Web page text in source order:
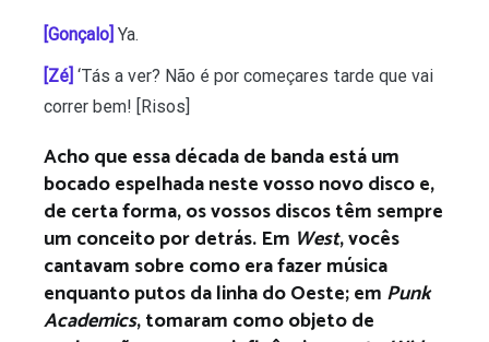
[Gonçalo] Ya.
[Zé] ‘Tás a ver? Não é por começares tarde que vai
correr bem! [Risos]
Acho que essa década de banda está um
bocado espelhada neste vosso novo disco e,
de certa forma, os vossos discos têm sempre
um conceito por detrás. Em West, vocês
cantavam sobre como era fazer música
enquanto putos da linha do Oeste; em Punk
Academics, tomaram como objeto de